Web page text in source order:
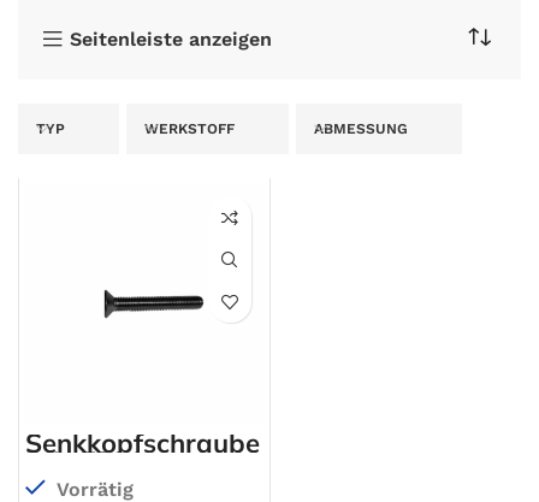
Seitenleiste anzeigen
TYP WERKSTOFF ABMESSUNG
Senkkopfschraube
DIN 7991
Vorrätig